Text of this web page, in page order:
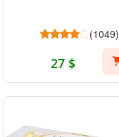
(1049)
27 $